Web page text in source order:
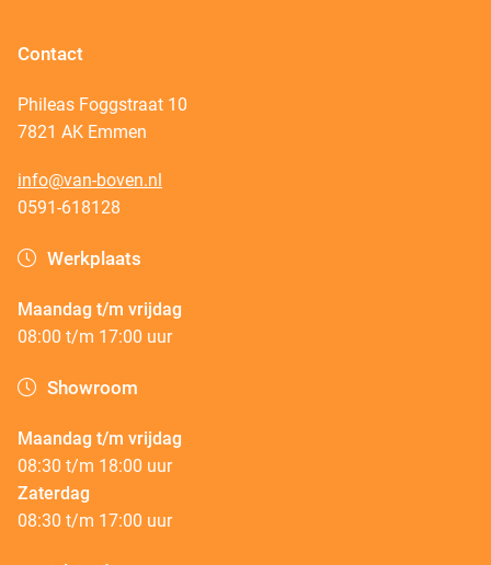
Contact
Phileas Foggstraat 10
7821 AK Emmen
info@van-boven.nl
0591-618128
Werkplaats
Maandag t/m vrijdag
08:00 t/m 17:00 uur
Showroom
Maandag t/m vrijdag
08:30 t/m 18:00 uur
Zaterdag
08:30 t/m 17:00 uur